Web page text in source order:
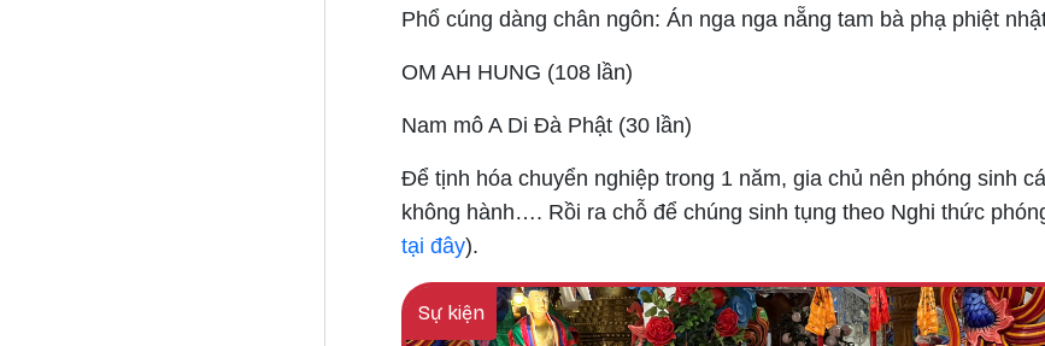
Phổ cúng dàng chân ngôn: Án nga nga nẵng tam bà phạ phiệt
OM AH HUNG (108 lần)
Nam mô A Di Đà Phật(30 lần)
Để tịnh hóa chuyển nghiệp trong 1 năm, gia chủ nên phóng sinh
không hành…. Rồi ra chỗ để chúng sinh tụng theo Nghi thức
tại đây).
Sự kiện